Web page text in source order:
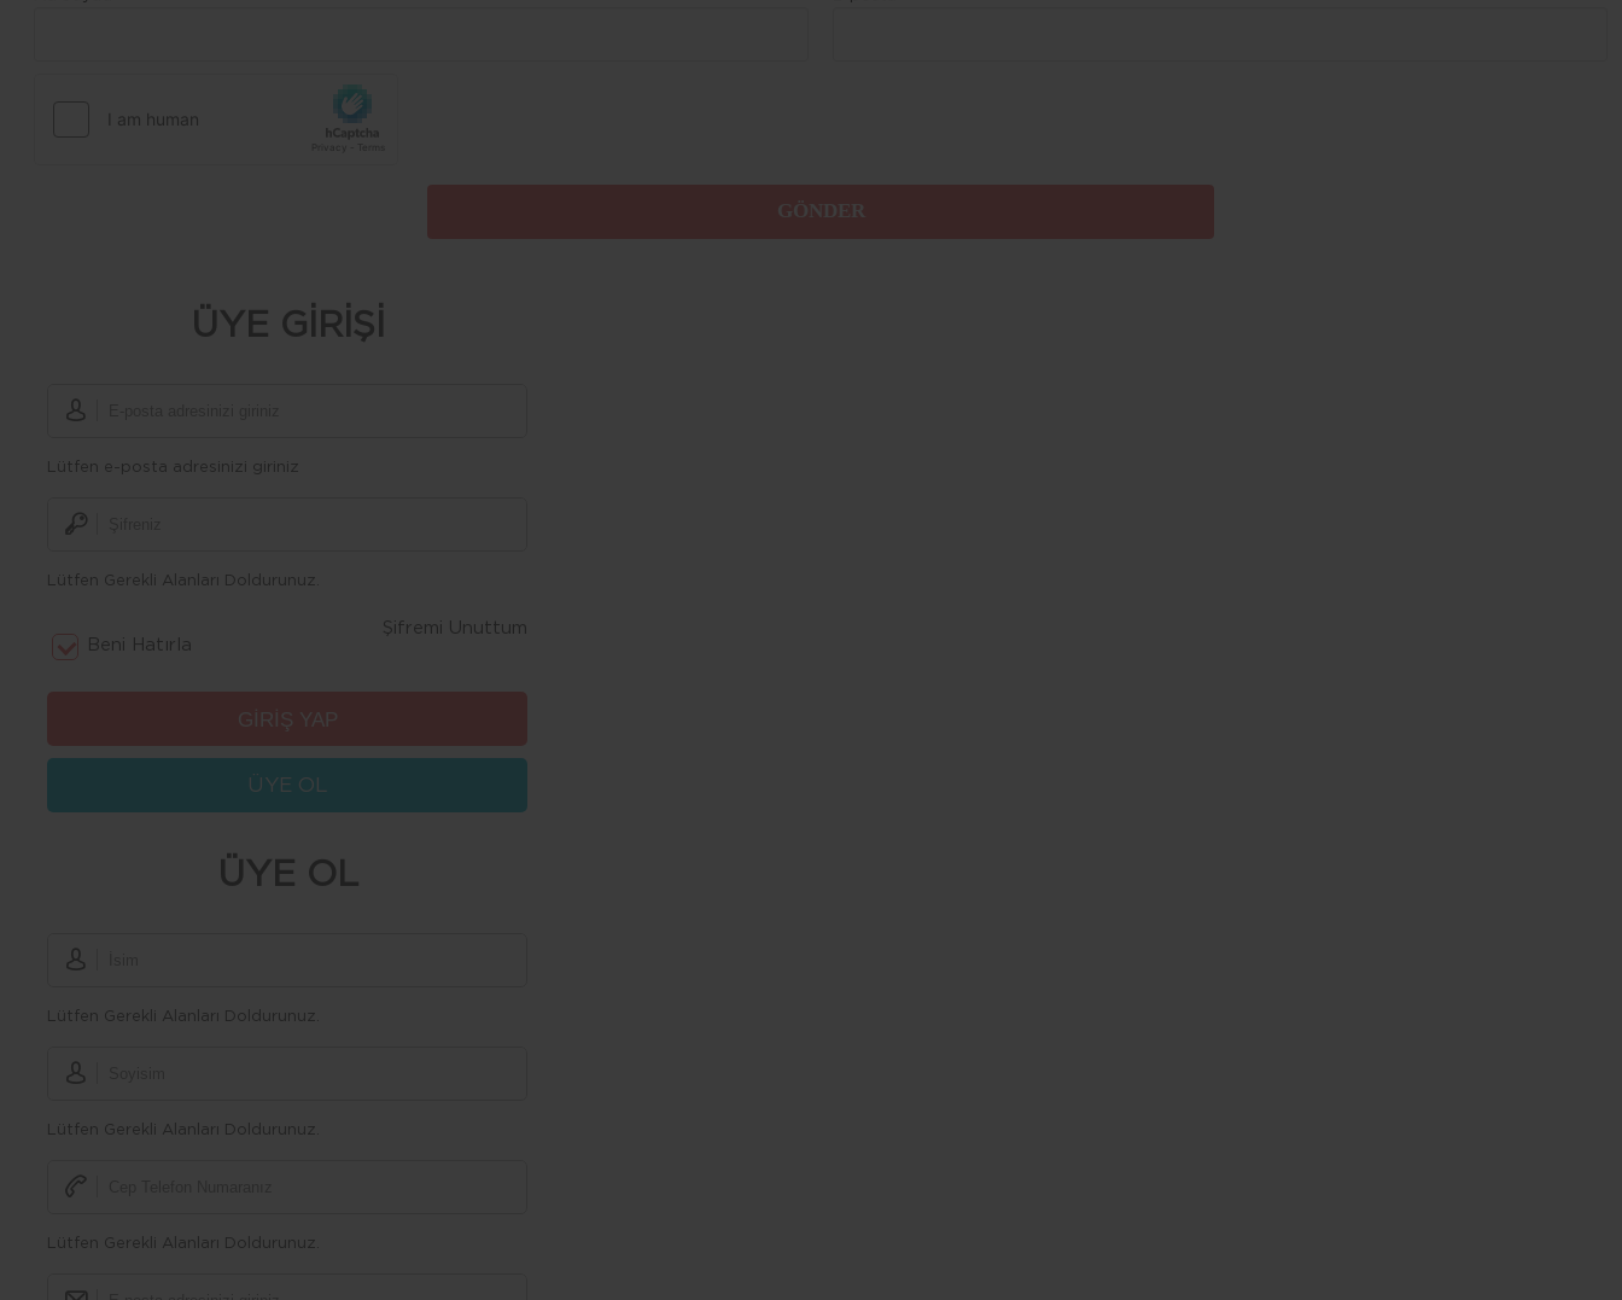
ÜYE GİRİŞİ
Lütfen e-posta adresinizi giriniz
Lütfen Gerekli Alanları Doldurunuz.
Beni Hatırla
Şifremi Unuttum
ÜYE OL
ÜYE OL
Lütfen Gerekli Alanları Doldurunuz.
Lütfen Gerekli Alanları Doldurunuz.
Lütfen Gerekli Alanları Doldurunuz.